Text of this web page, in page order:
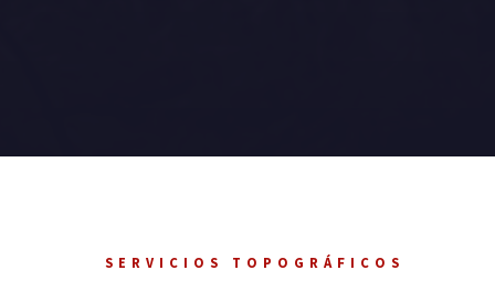
SERVICIOS TOPOGRÁFICOS